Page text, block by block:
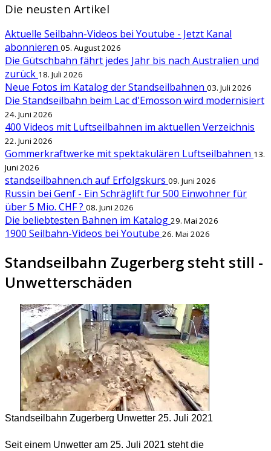
Die neusten Artikel
Aktuelle Seilbahn-Videos bei Youtube - Jetzt Kanal
abonnieren 05. August 2026
Die Gütschbahn fährt jedes Jahr bis nach Australien und
zurück 18. Juli 2026
Neue Fotos im Katalog der Standseilbahnen 03. Juli 2026
Die Standseilbahn beim Lac d'Emosson wird modernisiert
24. Juni 2026
400 Videos mit Luftseilbahnen im aktuellen Verzeichnis
22. Juni 2026
Gommerkraftwerke mit spektakulären Luftseilbahnen 13.
Juni 2026
standseilbahnen.ch auf Erfolgskurs 09. Juni 2026
Russin bei Genf - Ein Schräglift für 500 Einwohner für
über 5 Mio. CHF ? 08. Juni 2026
Die beliebtesten Bahnen im Katalog 29. Mai 2026
1900 Seilbahn-Videos bei Youtube 26. Mai 2026
Standseilbahn Zugerberg steht still -
Unwetterschäden
Standseilbahn Zugerberg Unwetter 25. Juli 2021
Seit einem Unwetter am 25. Juli 2021 steht die